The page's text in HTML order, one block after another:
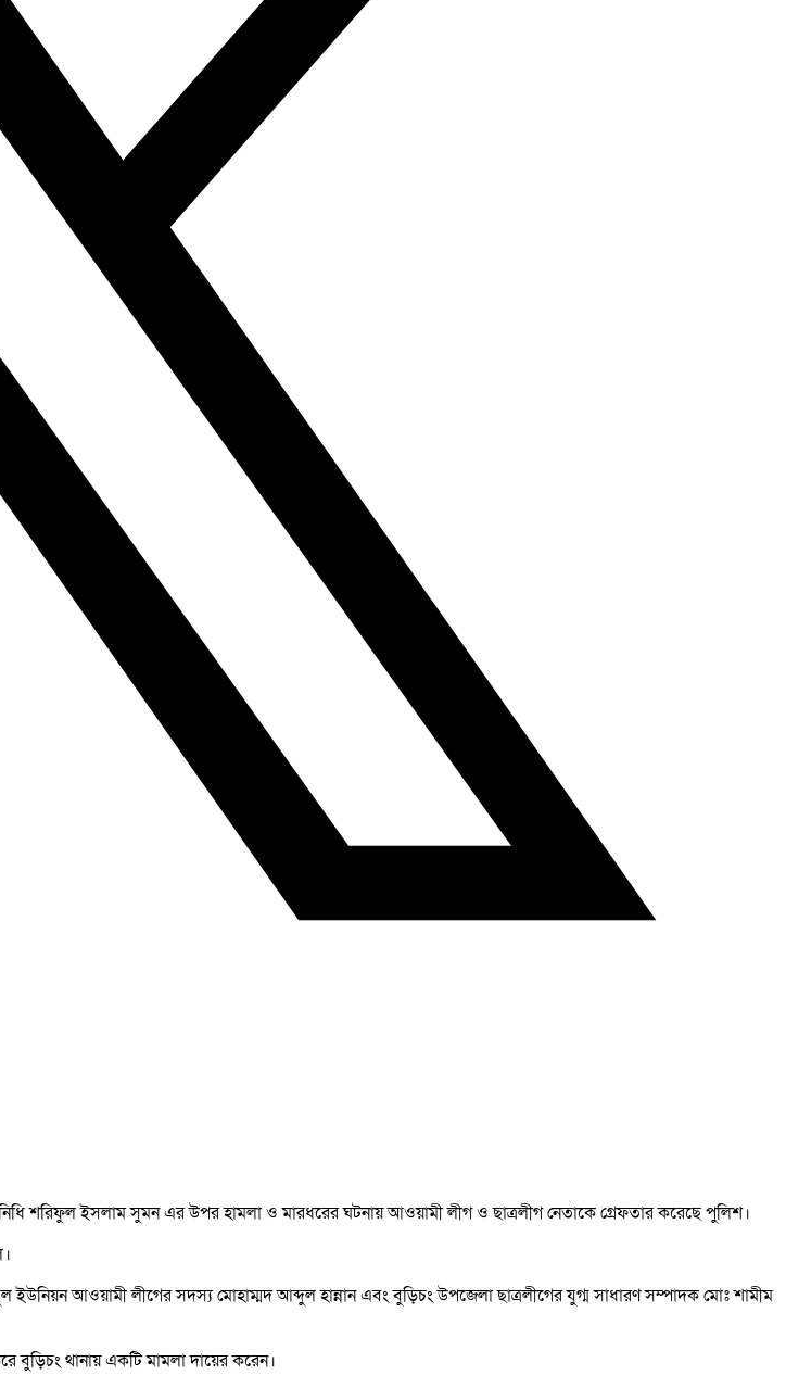
শরিফুল ইসলাম সুমন এর উপর হামলা ও মারধরের ঘটনায় আওয়ামী লীগ ও ছাত্রলীগ নেতাকে গ্রেফতার করেছে পুলিশ।
আওয়ামী লীগের সদস্য মোহাম্মদ আব্দুল হান্নান এবং বুড়িচং উপজেলা ছাত্রলীগের যুগ্ম সাধারণ সম্পাদক মোঃ শামীম
থানায় একটি মামলা দায়ের করেন।